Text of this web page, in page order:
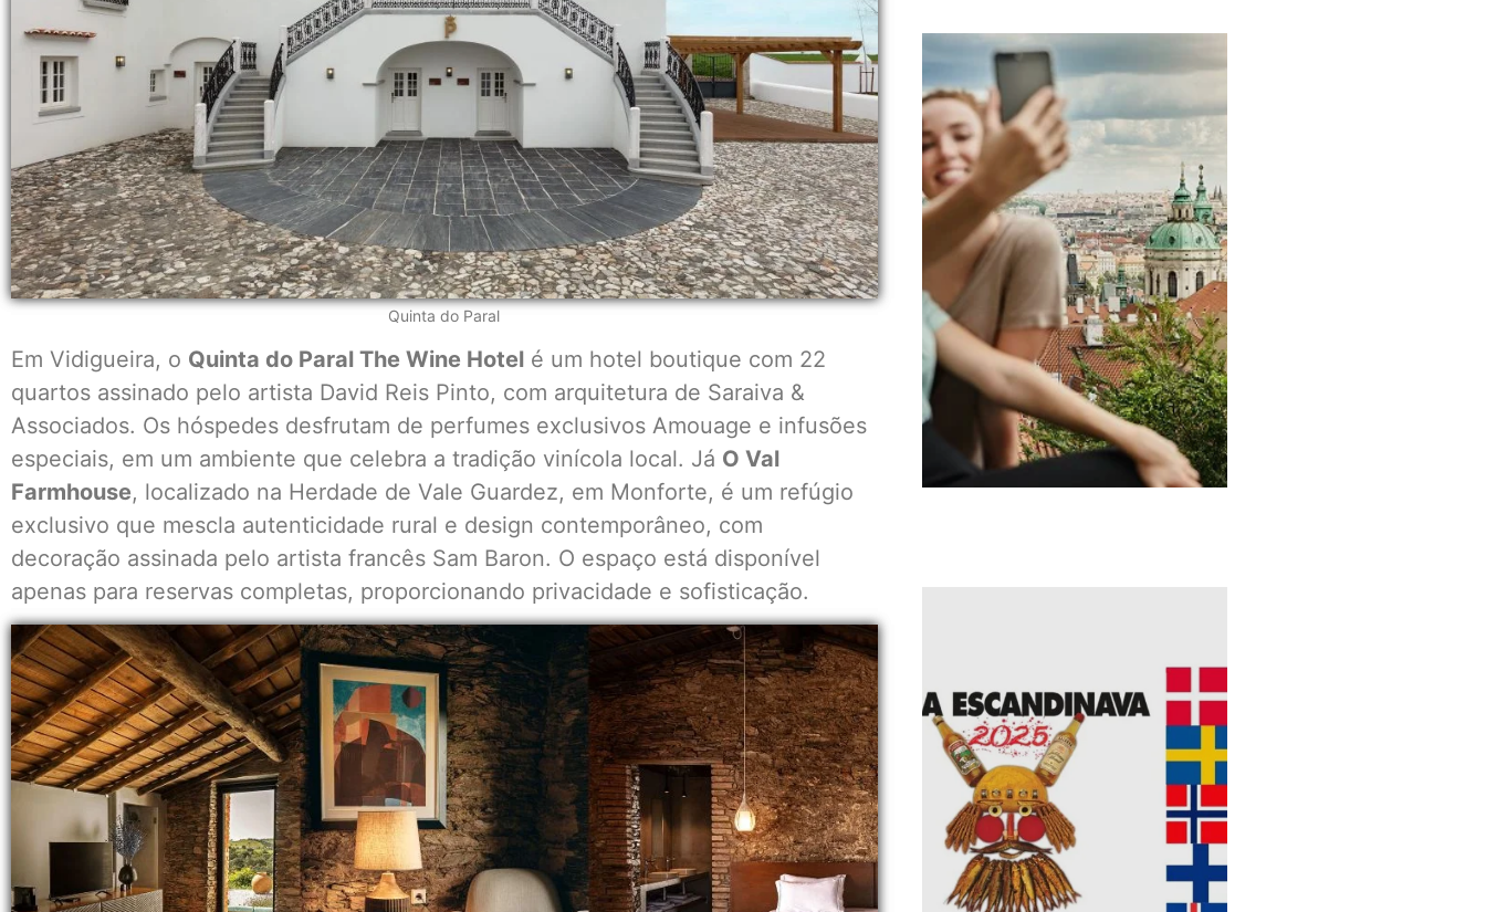
Quinta do Paral
Em Vidigueira, o Quinta do Paral The Wine Hotel é um hotel boutique com 22
quartos assinado pelo artista David Reis Pinto, com arquitetura de Saraiva &
Associados. Os hóspedes desfrutam de perfumes exclusivos Amouage e infusões
especiais, em um ambiente que celebra a tradição vinícola local. Já O Val
Farmhouse, localizado na Herdade de Vale Guardez, em Monforte, é um refúgio
exclusivo que mescla autenticidade rural e design contemporâneo, com
decoração assinada pelo artista francês Sam Baron. O espaço está disponível
apenas para reservas completas, proporcionando privacidade e sofisticação.